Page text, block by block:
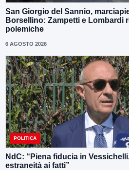
San Giorgio del Sannio,
Borsellino: Zampetti e Lombardi
polemiche
6 AGOSTO 2026
POLITICA
NdC: “Piena fiducia in
estraneità ai fatti”